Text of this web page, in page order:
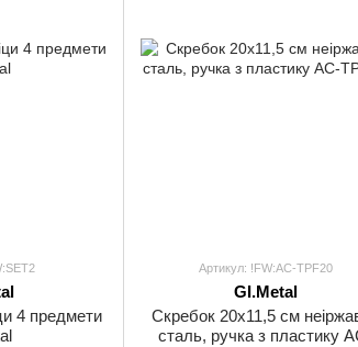
4 предмети
Артикул: !FW:AC-TPF20
GI.Metal
Скребок 20х11,5 см
сталь, ручка з пластику